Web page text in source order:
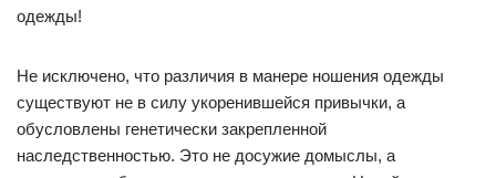
одежды!
Не исключено, что различия в манере ношения одежды
существуют не в силу укоренившейся привычки, а
обусловлены генетически закрепленной
наследственностью. Это не досужие домыслы, а